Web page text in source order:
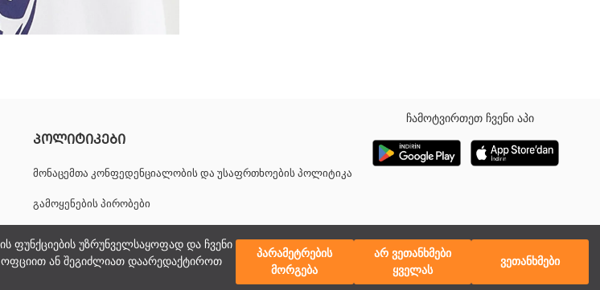
ფუნქციების უზრუნველსაყოფად და ჩვენი
ოფციით ან შეგიძლიათ დაარედაქტიროთ
პარამეტრების
მორგება
არ ვეთანხმები
ყველას
ვეთანხმები
ᲞᲝᲚᲘᲢᲘᲙᲔᲑᲘ
მონაცემთა კონფედენციალობის და უსაფრთხოების პოლიტიკა
გამოყენების პირობები
ჩამოტვირთეთ ჩვენი აპი